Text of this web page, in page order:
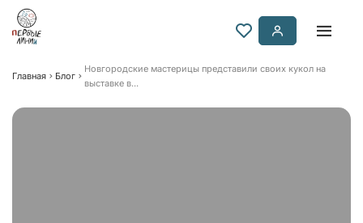
Главная Блог
Новгородские мастерицы представили своих кукол на
выставке в...